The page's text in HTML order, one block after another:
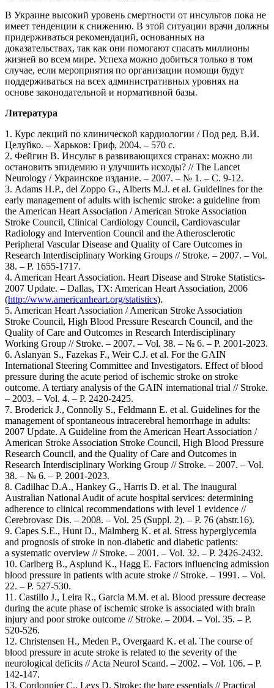
В Украине высокий уровень смертности от инсультов пока не
имеет тенденции к снижению. В этой ситуации врачи должны
придерживаться рекомендаций, основанных на
доказательствах, так как они помогают спасать миллионы
жизней во всем мире. Успеха можно добиться только в том
случае, если мероприятия по организации помощи будут
поддерживаться на всех административных уровнях на
основе законодательной и нормативной базы.
Литература
1. Курс лекций по клинической кардиологии / Под ред. В.И.
Целуйко. – Харьков: Гриф, 2004. – 570 с.
2. Фейгин В. Инсульт в развивающихся странах: можно ли
остановить эпидемию и улучшить исходы? // The Lancet
Neurology / Украинское издание. – 2007. – № 1. – С. 9-12.
3. Adams H.P., del Zoppo G., Alberts M.J. et al. Guidelines for the
early management of adults with ischemic stroke: a guideline from
the American Heart Association / American Stroke Association
Stroke Council, Clinical Cardiology Council, Cardiovascular
Radiology and Intervention Council and the Atherosclerotic
Peripheral Vascular Disease and Quality of Care Outcomes in
Research Interdisciplinary Working Groups // Stroke. – 2007. – Vol.
38. – P. 1655-1717.
4. American Heart Association. Heart Disease and Stroke Statistics-
2007 Update. – Dallas, TX: American Heart Association, 2006
(http://www.americanheart.org/statistics).
5. American Heart Association / American Stroke Association
Stroke Council, High Blood Pressure Research Council, and the
Quality of Care and Outcomes in Research Interdisciplinary
Working Group // Stroke. – 2007. – Vol. 38. – № 6. – P. 2001-2023.
6. Aslanyan S., Fazekas F., Weir C.J. et al. For the GAIN
International Steering Committee and Investigators. Effect of blood
pressure during the acute period of ischemic stroke on stroke
outcome. A tertiary analysis of the GAIN international trial // Stroke.
– 2003. – Vol. 4. – Р. 2420-2425.
7. Broderick J., Connolly S., Feldmann E. et al. Guidelines for the
management of spontaneous intracerebral hemorrhage in adults:
2007 Update. A Guideline from the American Heart Association /
American Stroke Association Stroke Council, High Blood Pressure
Research Council, and the Quality of Care and Outcomes in
Research Interdisciplinary Working Group // Stroke. – 2007. – Vol.
38. – № 6. – P. 2001-2023.
8. Cadilhac D.A., Hankey G., Harris D. et al. The inaugural
Australian National Audit of acute hospital services: determining
adherence to clinical recommendations with level 1 evidence //
Cerebrovasc Dis. – 2008. – Vol. 25 (Suppl. 2). – P. 76 (abstr.16).
9. Capes S.E., Hunt D., Malmberg K. et al. Stress hyperglycemia
and prognosis of stroke in non-diabetic and diabetic patients:
a systematic overview // Stroke. – 2001. – Vol. 32. – P. 2426-2432.
10. Carlberg B., Asplund K., Hagg E. Factors influencing admission
blood pressure in patients with acute stroke // Stroke. – 1991. – Vol.
22. – Р. 527-530.
11. Castillo J., Leira R., Garcіa M.M. et al. Blood pressure decrease
during the acute phase of ischemic stroke is associated with brain
injury and poor stroke outcome // Stroke. – 2004. – Vol. 35. – Р.
520-526.
12. Christensen H., Meden P., Overgaard K. et al. The course of
blood pressure in acute stroke is related to the severity of the
neurological deficits // Acta Neurol Scand. – 2002. – Vol. 106. – Р.
142-147.
13. Cordonnier C., Leys D. Stroke: the bare essentials // Practical